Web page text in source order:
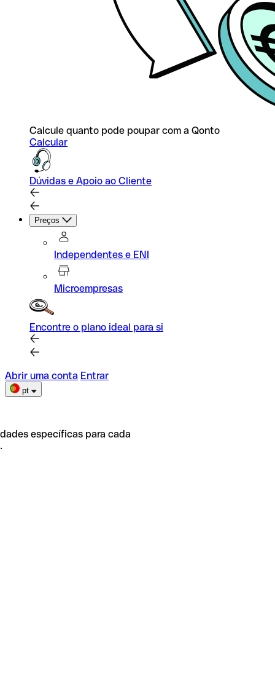
Calcule quanto pode poupar com a Qonto
Calcular
Dúvidas e Apoio ao Cliente
Preços
Independentes e ENI
Microempresas
Encontre o plano ideal para si
Abrir uma conta Entrar
pt
específicas para cada